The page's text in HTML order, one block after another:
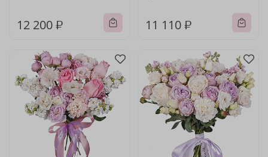
12 200 ₽ 11 110 ₽